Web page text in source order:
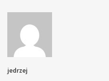
jedrzej